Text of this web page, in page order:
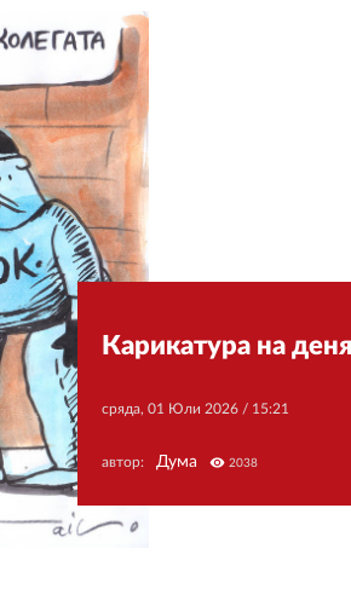
Карикатура на
сряда, 01 Юли 2026 / 15:21
автор: Дума visibility2038